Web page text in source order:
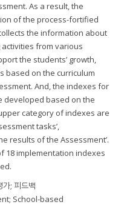
As a result, the
of the process-fortified
the information about
from various
the students’ growth,
based on the curriculum
And, the indexes for
developed based on the
category of indexes are
tasks’,
results of the Assessment’.
18 implementation indexes
가; 피드백
School-based